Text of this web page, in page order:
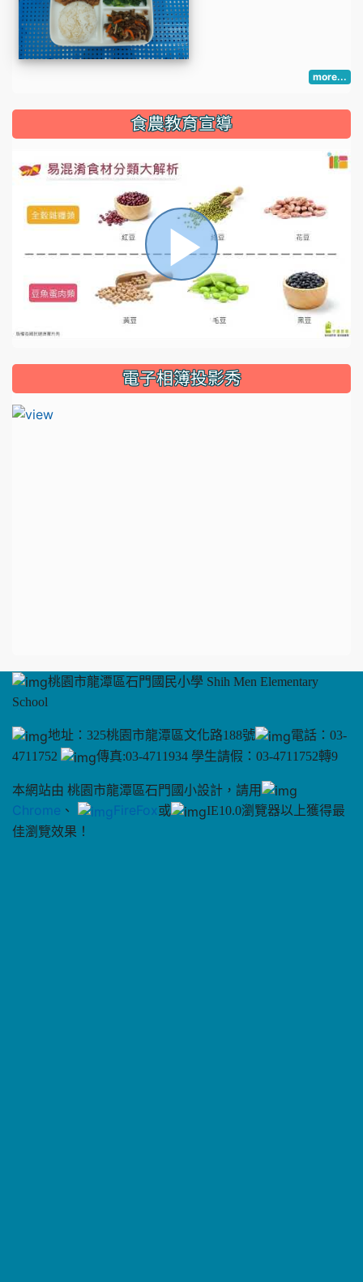
more...
::: 食農教育宣導
播
放
電子相簿投影秀
桃園市龍潭區石門國民小學 Shih Men Elementary
School
地址：325桃園市龍潭區文化路188號
電話：03-
4711752
傳真:03-4711934 學生請假：03-4711752轉9
本網站由 桃園市龍潭區石門國小設計，請用
Chrome 、 FireFox或
IE10.0瀏覽器以上獲得最
佳瀏覽效果！